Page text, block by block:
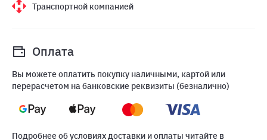
Транспортной компанией
Оплата
Вы можете оплатить покупку наличными, картой или
перерасчетом на банковские реквизиты (безналично)
Подробнее об условиях доставки и оплаты читайте в